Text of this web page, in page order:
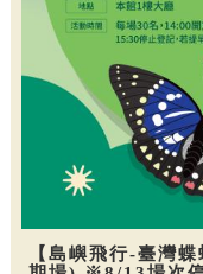
【島嶼飛行-臺灣